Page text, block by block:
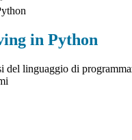
in Python
del linguaggio di